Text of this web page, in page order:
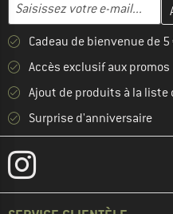
Cadeau de bienvenue de
Accès exclusif aux promos
Ajout de produits à la liste
Surprise d'anniversaire